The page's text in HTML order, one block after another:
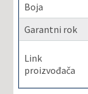
Boja
Garantni rok
Link
proizvođača